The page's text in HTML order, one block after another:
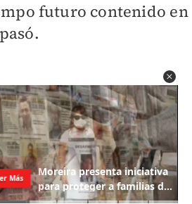
futuro contenido en